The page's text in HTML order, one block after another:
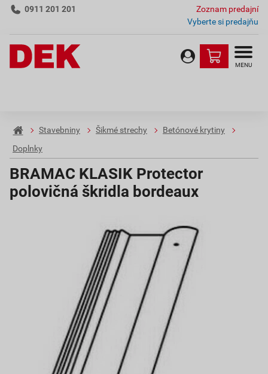
0911 201 201
Zoznam predajní
Vyberte si predajňu
MENU
Stavebniny Šikmé strechy
Betónové krytiny
Doplnky
BRAMAC KLASIK Protector
polovičná škridla bordeaux